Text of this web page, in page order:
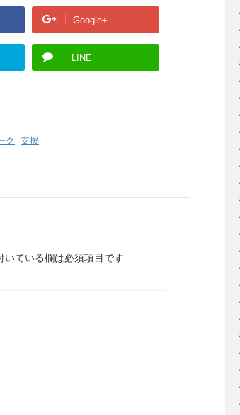
Google+
LINE
ク , 支援
いている欄は必須項目です